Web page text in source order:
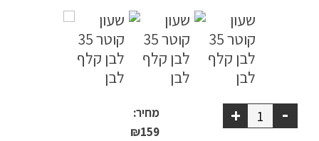
ריהוט גן
מערכות ישיבה וריהוט
ריהוט למרפסת -
+
מחיר:
₪159